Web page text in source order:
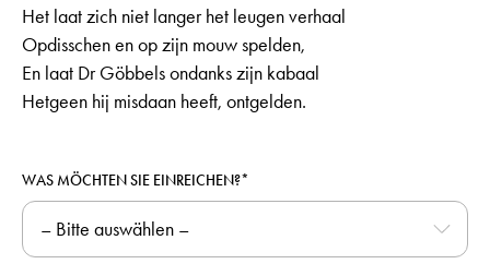
Het laat zich niet langer het leugen verhaal
Opdisschen en op zijn mouw spelden,
En laat Dr Göbbels ondanks zijn kabaal
Hetgeen hij misdaan heeft, ontgelden.
WAS MÖCHTEN SIE EINREICHEN?*